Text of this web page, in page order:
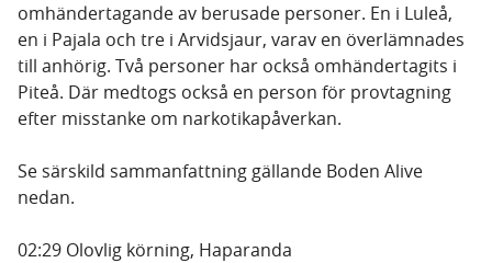
omhändertagande av berusade personer. En i Luleå,
en i Pajala och tre i Arvidsjaur, varav en överlämnades
till anhörig. Två personer har också omhändertagits i
Piteå. Där medtogs också en person för provtagning
efter misstanke om narkotikapåverkan.
Se särskild sammanfattning gällande Boden Alive
nedan.
02:29 Olovlig körning, Haparanda